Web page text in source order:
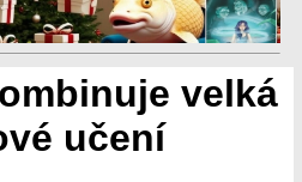
velká
učení